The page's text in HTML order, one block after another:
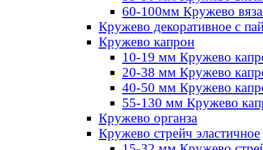
60-100мм Кружево
Кружево декоративное с
Кружево капрон
10-19 мм Кружево
20-38 мм Кружево
40-50 мм Кружево
55-130 мм Кружево
Кружево органза
Кружево стрейч эластичное